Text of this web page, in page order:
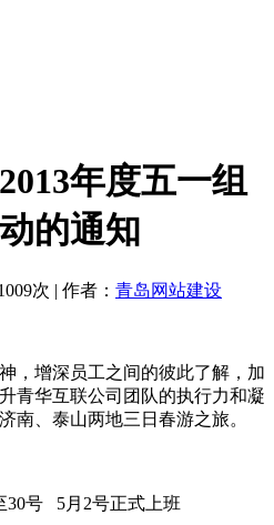
年度五一组
的通知
次 | 作者： 青岛网站建设
，增深员工之间的彼此了解，加
青华互联公司团队的执行力和凝
南、泰山两地三日春游之旅。
30号 5月2号正式上班